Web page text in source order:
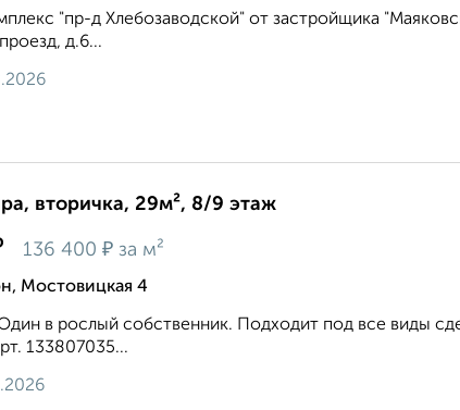
"пр-д Хлебозаводской" от застройщика
д.6...
вторичка, 29м², 8/9 этаж
136 400 ₽ за м²
Мостовицкая 4
в рослый собственник. Подходит под все виды
133807035...